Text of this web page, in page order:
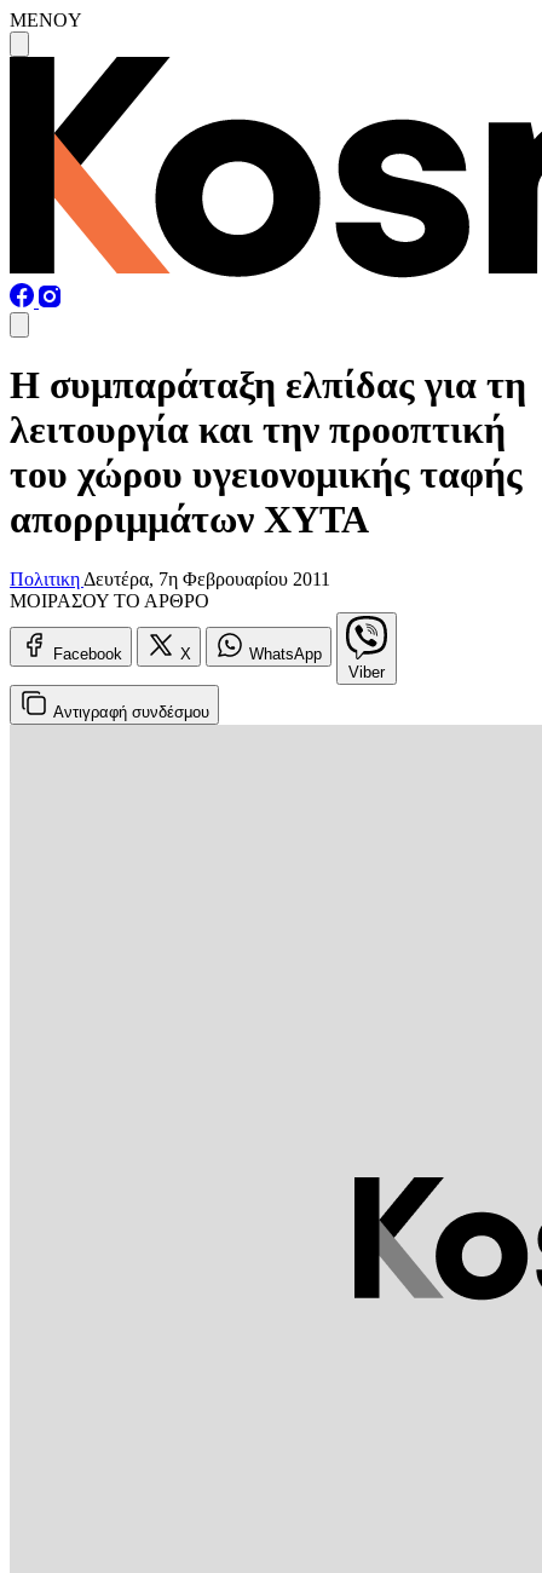
MENOY
Η συμπαράταξη ελπίδας για τη
λειτουργία και την προοπτική
του χώρου υγειονομικής ταφής
απορριμμάτων ΧΥΤΑ
Πολιτικη Δευτέρα, 7η Φεβρουαρίου 2011
ΜΟΙΡΑΣΟΥ ΤΟ ΑΡΘΡΟ
Facebook X
WhatsApp
Viber
Αντιγραφή συνδέσμου